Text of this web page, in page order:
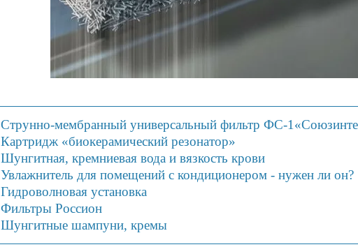
Струнно-мембранный универсальный фильтр ФС-
Картридж «биокерамический резонатор»
Шунгитная, кремниевая вода и вязкость крови
Увлажнитель для помещений с кондиционером - нужен ли он?
Гидроволновая установка
Фильтры Россион
Шунгитные шампуни, кремы